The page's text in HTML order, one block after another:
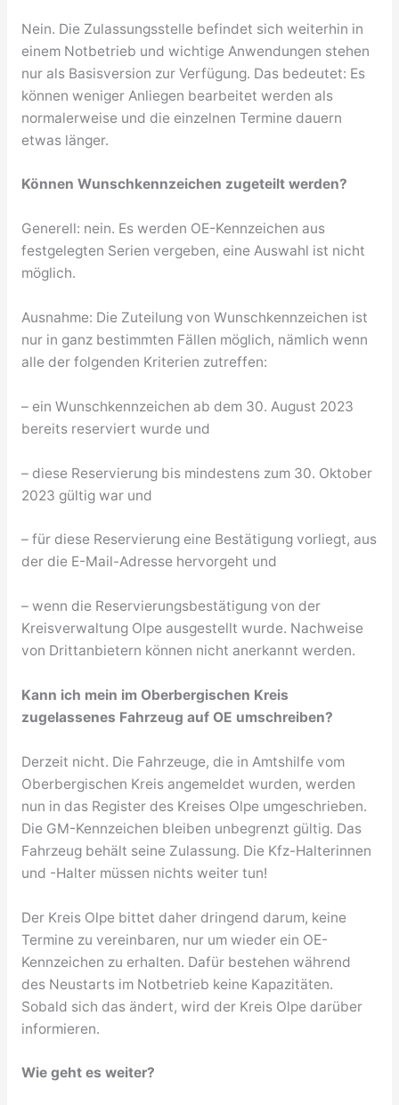
Nein. Die Zulassungsstelle befindet sich weiterhin in
einem Notbetrieb und wichtige Anwendungen stehen
nur als Basisversion zur Verfügung. Das bedeutet: Es
können weniger Anliegen bearbeitet werden als
normalerweise und die einzelnen Termine dauern
etwas länger.
Können Wunschkennzeichen zugeteilt werden?
Generell: nein. Es werden OE-Kennzeichen aus
festgelegten Serien vergeben, eine Auswahl ist nicht
möglich.
Ausnahme: Die Zuteilung von Wunschkennzeichen ist
nur in ganz bestimmten Fällen möglich, nämlich wenn
alle der folgenden Kriterien zutreffen:
– ein Wunschkennzeichen ab dem 30. August 2023
bereits reserviert wurde und
– diese Reservierung bis mindestens zum 30. Oktober
2023 gültig war und
– für diese Reservierung eine Bestätigung vorliegt, aus
der die E-Mail-Adresse hervorgeht und
– wenn die Reservierungsbestätigung von der
Kreisverwaltung Olpe ausgestellt wurde. Nachweise
von Drittanbietern können nicht anerkannt werden.
Kann ich mein im Oberbergischen Kreis
zugelassenes Fahrzeug auf OE umschreiben?
Derzeit nicht. Die Fahrzeuge, die in Amtshilfe vom
Oberbergischen Kreis angemeldet wurden, werden
nun in das Register des Kreises Olpe umgeschrieben.
Die GM-Kennzeichen bleiben unbegrenzt gültig. Das
Fahrzeug behält seine Zulassung. Die Kfz-Halterinnen
und -Halter müssen nichts weiter tun!
Der Kreis Olpe bittet daher dringend darum, keine
Termine zu vereinbaren, nur um wieder ein OE-
Kennzeichen zu erhalten. Dafür bestehen während
des Neustarts im Notbetrieb keine Kapazitäten.
Sobald sich das ändert, wird der Kreis Olpe darüber
informieren.
Wie geht es weiter?